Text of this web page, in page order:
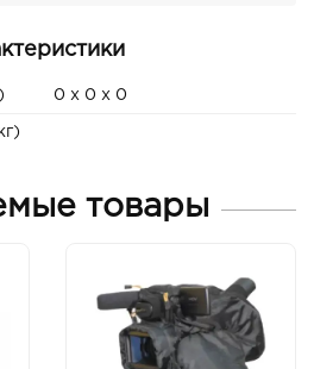
0 x 0 x 0
товары